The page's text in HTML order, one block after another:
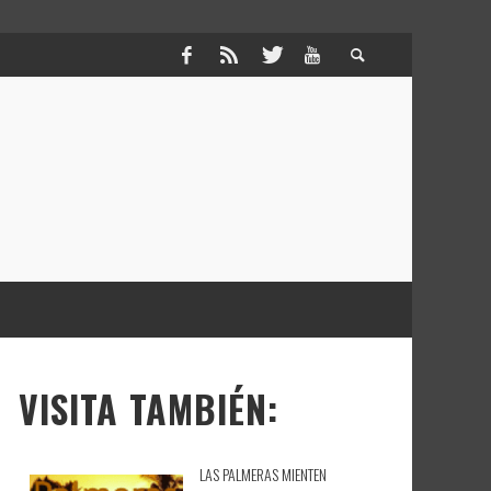
VISITA TAMBIÉN:
LAS PALMERAS MIENTEN